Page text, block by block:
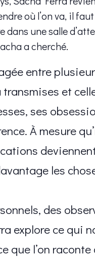
où l’on va, il
dans une salle
a cherché.
entre
et
ses
À mesure
les
des
explore ce qui
que l’on